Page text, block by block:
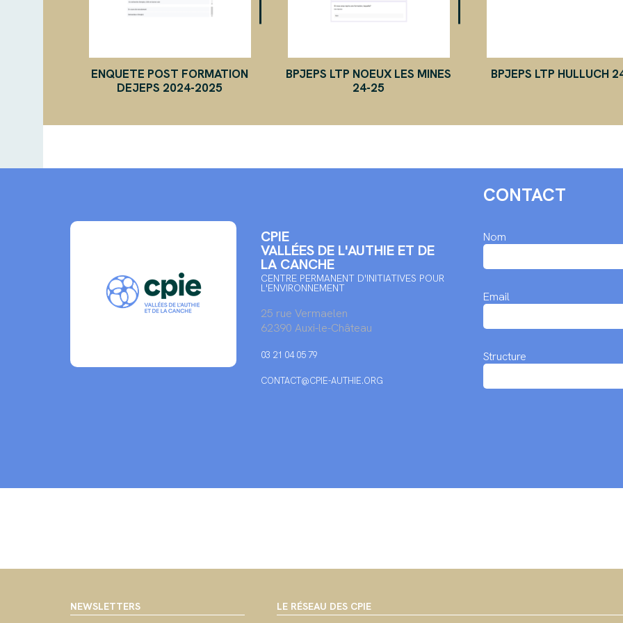
ENQUETE POST FORMATION
DEJEPS 2024-2025
BPJEPS LTP NOEUX LES MINES
24-25
BPJEPS LTP HULLUCH
CPIE
VALLÉES DE L'AUTHIE ET DE
LA CANCHE
CENTRE PERMANENT D'INITIATIVES POUR
L'ENVIRONNEMENT
25 rue Vermaelen
62390 Auxi-le-Château
03 21 04 05 79
CONTACT@CPIE-AUTHIE.ORG
CONTACT
Nom
Email
Structure
NEWSLETTERS
LE RÉSEAU DES CPIE